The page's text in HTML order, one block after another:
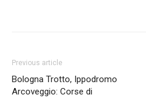
Previous article
Bologna Trotto, Ippodromo
Arcoveggio: Corse di